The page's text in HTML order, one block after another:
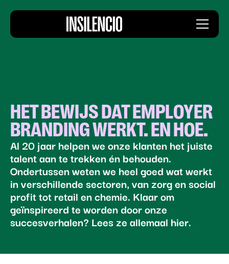
Insilencio
logo
Menu
HET BEWIJS DAT EMPLOYER
BRANDING WERKT. EN HOE.
Al 20 jaar helpen we onze klanten het juiste
talent aan te trekken én behouden.
Ondertussen weten we heel goed wat werkt
in verschillende sectoren, van zorg en social
profit tot retail en chemie. Klaar om
geïnspireerd te worden door onze
succesverhalen? Lees ze allemaal hier.